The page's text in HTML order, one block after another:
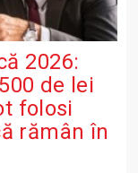
2026:
de lei
folosi
rămân în